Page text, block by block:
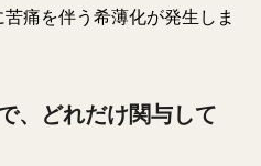
痛を伴う希薄化が発生しま
、どれだけ関与して